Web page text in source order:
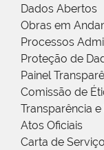
Dados Abertos
Obras em
Processos
Proteção de
Painel
Comissão de
Transparência
Atos Oficiais
Carta de